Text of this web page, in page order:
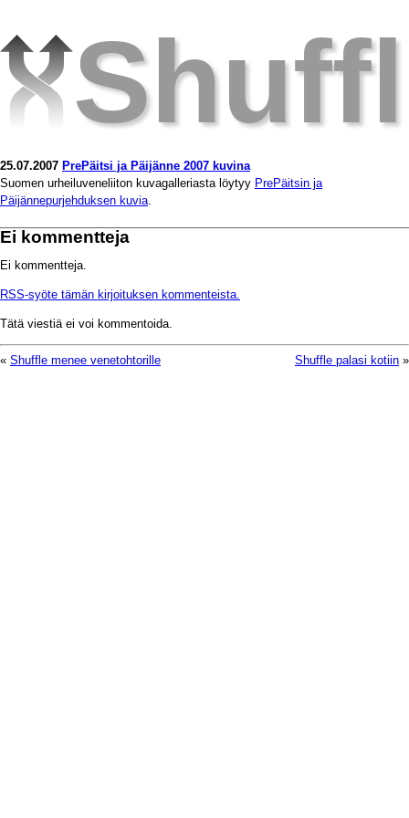
25.07.2007 PrePäitsi ja Päijänne 2007 kuvina
Suomen urheiluveneliiton kuvagalleriasta löytyy PrePäitsin ja
Päijännepurjehduksen kuvia.
Ei kommentteja
Ei kommentteja.
RSS-syöte tämän kirjoituksen kommenteista.
Tätä viestiä ei voi kommentoida.
« Shuffle menee venetohtorille Shuffle palasi kotiin »